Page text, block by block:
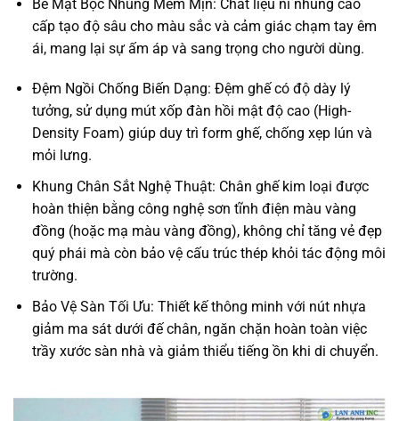
Bề Mặt Bọc Nhung Mềm Mịn: Chất liệu nỉ nhung cao
cấp tạo độ sâu cho màu sắc và cảm giác chạm tay êm
ái, mang lại sự ấm áp và sang trọng cho người dùng.
Đệm Ngồi Chống Biến Dạng: Đệm ghế có độ dày lý
tưởng, sử dụng mút xốp đàn hồi mật độ cao (High-
Density Foam) giúp duy trì form ghế, chống xẹp lún và
mỏi lưng.
Khung Chân Sắt Nghệ Thuật: Chân ghế kim loại được
hoàn thiện bằng công nghệ sơn tĩnh điện màu vàng
đồng (hoặc mạ màu vàng đồng), không chỉ tăng vẻ đẹp
quý phái mà còn bảo vệ cấu trúc thép khỏi tác động môi
trường.
Bảo Vệ Sàn Tối Ưu: Thiết kế thông minh với nút nhựa
giảm ma sát dưới đế chân, ngăn chặn hoàn toàn việc
trầy xước sàn nhà và giảm thiểu tiếng ồn khi di chuyển.